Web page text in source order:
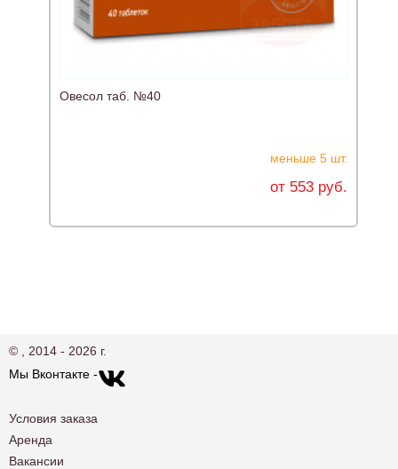
Овесол таб. №40
меньше 5 шт.
от 553 руб.
© , 2014 - 2026 г.
Мы Вконтакте -
Условия заказа
Аренда
Вакансии